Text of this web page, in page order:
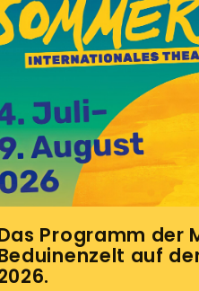
Programm der
auf